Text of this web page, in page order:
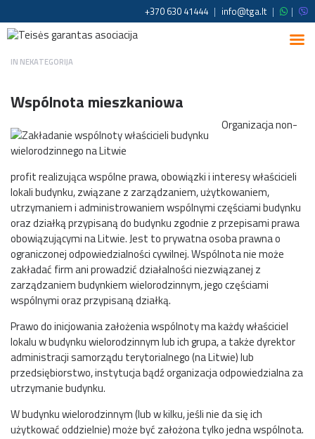
+370 630 41444 | info@tga.lt | |
IN NEKATEGORIJA
Wspólnota mieszkaniowa
Organizacja non-
profit realizująca wspólne prawa, obowiązki i interesy właścicieli
lokali budynku, związane z zarządzaniem, użytkowaniem,
utrzymaniem i administrowaniem wspólnymi częściami budynku
oraz działką przypisaną do budynku zgodnie z przepisami prawa
obowiązującymi na Litwie. Jest to prywatna osoba prawna o
ograniczonej odpowiedzialności cywilnej. Wspólnota nie może
zakładać firm ani prowadzić działalności niezwiązanej z
zarządzaniem budynkiem wielorodzinnym, jego częściami
wspólnymi oraz przypisaną działką.
Prawo do inicjowania założenia wspólnoty ma każdy właściciel
lokalu w budynku wielorodzinnym lub ich grupa, a także dyrektor
administracji samorządu terytorialnego (na Litwie) lub
przedsiębiorstwo, instytucja bądź organizacja odpowiedzialna za
utrzymanie budynku.
W budynku wielorodzinnym (lub w kilku, jeśli nie da się ich
użytkować oddzielnie) może być założona tylko jedna wspólnota.